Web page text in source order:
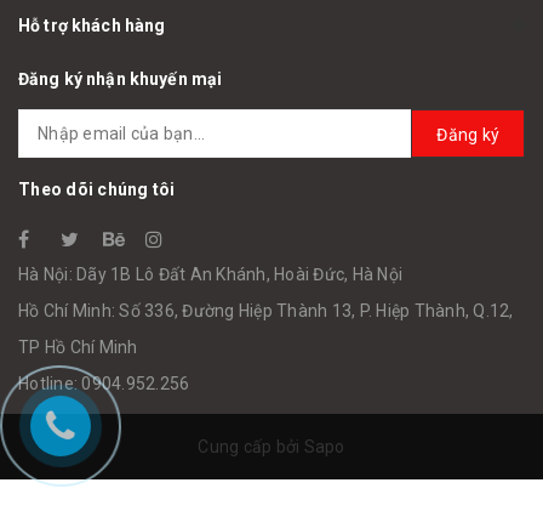
Hỗ trợ khách hàng
Đăng ký nhận khuyến mại
Đăng ký
Theo dõi chúng tôi
Hà Nội: Dãy 1B Lô Đất An Khánh, Hoài Đức, Hà Nội
Hồ Chí Minh: Số 336, Đường Hiệp Thành 13, P. Hiệp Thành, Q.12,
TP Hồ Chí Minh
Hotline: 0904.952.256
Cung cấp bởi Sapo